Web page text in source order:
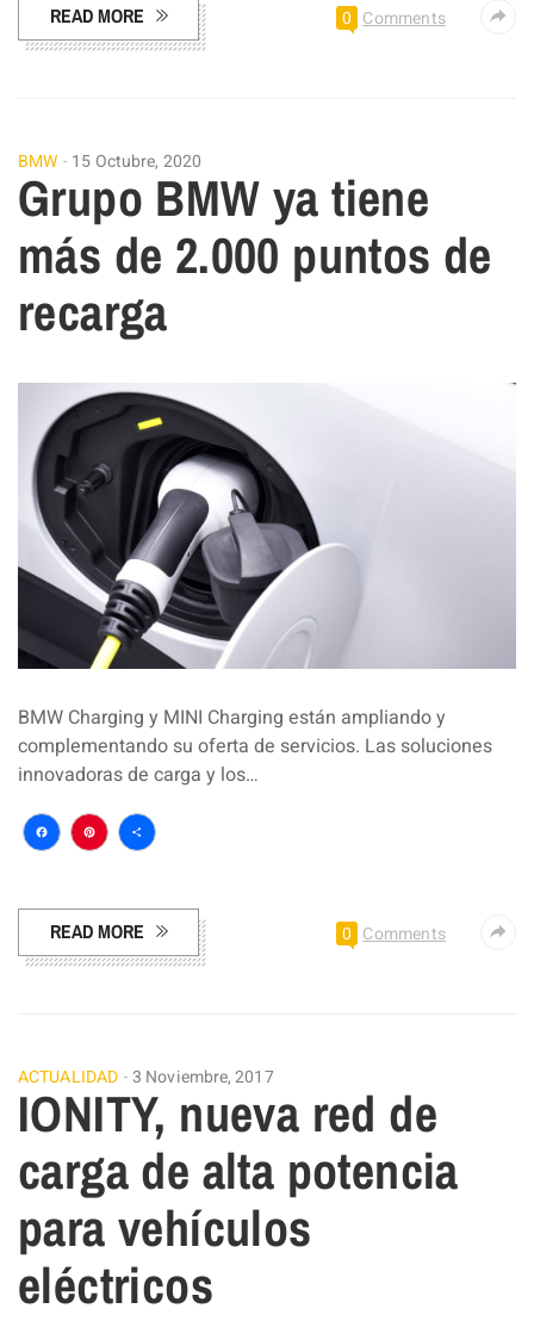
READ MORE 0 Comments
BMW 15 Octubre, 2020
Grupo BMW ya tiene
más de 2.000 puntos de
recarga
BMW Charging y MINI Charging están ampliando y
complementando su oferta de servicios. Las soluciones
innovadoras de carga y los…
Facebook
Pinterest
Compartir
READ MORE 0 Comments
ACTUALIDAD 3 Noviembre, 2017
IONITY, nueva red de
carga de alta potencia
para vehículos
eléctricos